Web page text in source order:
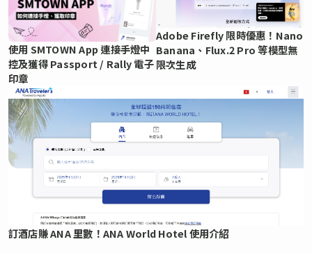
使用 SMTOWN App 連接手燈中
控及獲得 Passport / Rally 電子
印章
Adobe Firefly 限時優惠！Nano
Banana、Flux.2 Pro 等模型無
限次生成
訂酒店賺 ANA 里數！ANA World Hotel 使用介紹